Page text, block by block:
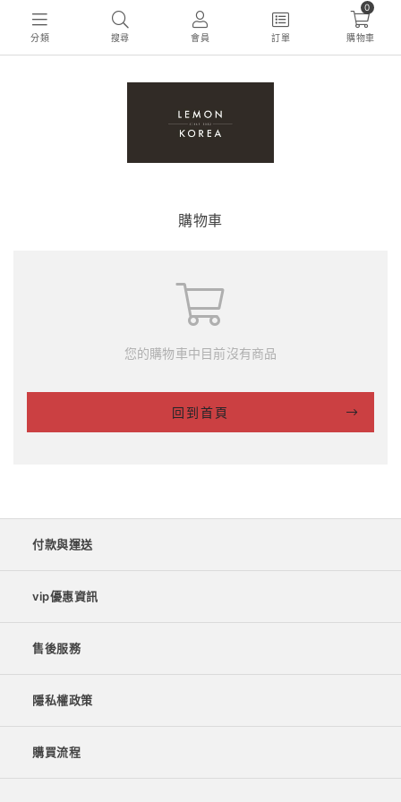
分類 搜尋 會員 訂單
0
購物車
購物車
您的購物車中目前沒有商品
回到首頁
付款與運送
vip優惠資訊
售後服務
隱私權政策
購買流程